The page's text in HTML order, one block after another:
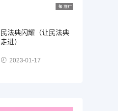
民法典闪耀（让民法典
走进）
2023-01-17